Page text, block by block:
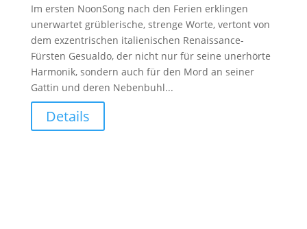
Im ersten NoonSong nach den Ferien erklingen
unerwartet grüblerische, strenge Worte, vertont von
dem exzentrischen italienischen Renaissance-
Fürsten Gesualdo, der nicht nur für seine unerhörte
Harmonik, sondern auch für den Mord an seiner
Gattin und deren Nebenbuhl...
Details